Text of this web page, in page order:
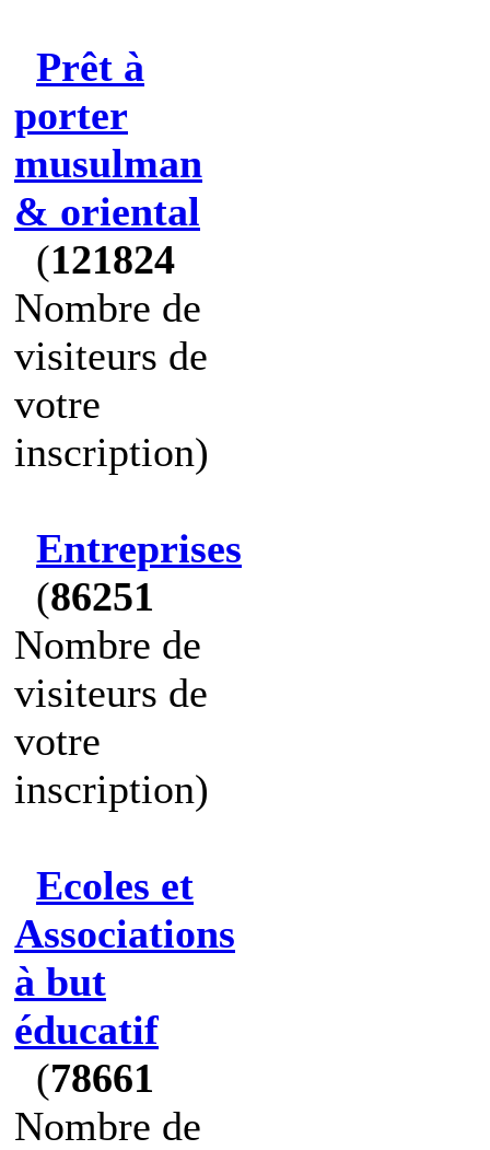
Prêt à
porter
musulman
& oriental
(121824
Nombre de
visiteurs de
votre
inscription)
Entreprises
(86251
Nombre de
visiteurs de
votre
inscription)
Ecoles et
Associations
à but
éducatif
(78661
Nombre de